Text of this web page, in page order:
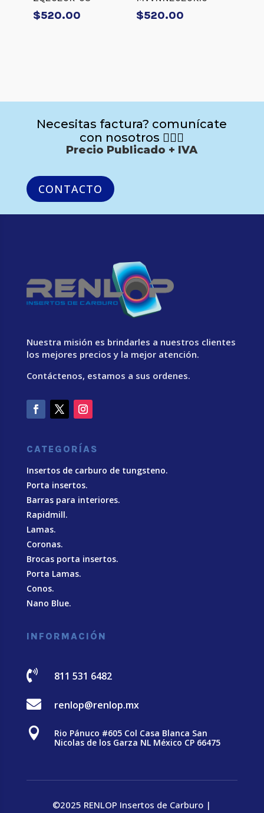
$520.00 $520.00
Necesitas factura? comunícate
con nosotros 🙋🏻‍♂️
Precio Publicado + IVA
CONTACTO
Nuestra misión es brindarles a nuestros clientes
los mejores precios y la mejor atención.
Contáctenos, estamos a sus ordenes.
CATEGORÍAS
Insertos de carburo de tungsteno.
Porta insertos.
Barras para interiores.
Rapidmill.
Lamas.
Coronas.
Brocas porta insertos.
Porta Lamas.
Conos.
Nano Blue.
INFORMACIÓN
 811 531 6482
 renlop@renlop.mx

Rio Pánuco #605 Col Casa Blanca San
Nicolas de los Garza NL México CP 66475
©2025 RENLOP Insertos de Carburo |